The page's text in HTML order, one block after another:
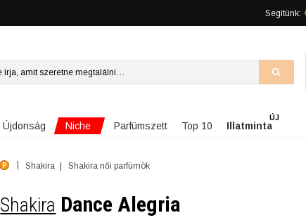
Segítünk:
Újdonság Niche Parfümszett Top 10 Illatminta
ÚJ
Shakira Shakira női parfümök
Shakira Dance Alegria